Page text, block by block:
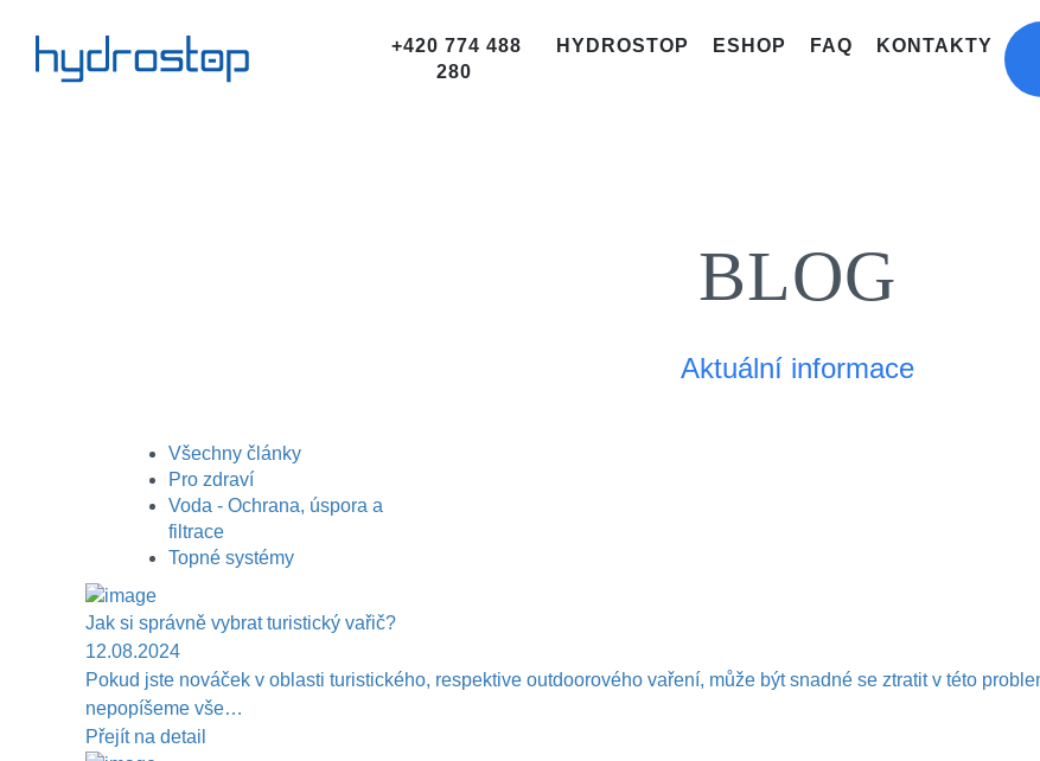
+420 774 488
280
HYDROSTOP ESHOP FAQ KONTAKTY
BLOG
Aktuální informace
Všechny články
Pro zdraví
Voda - Ochrana, úspora a
filtrace
Topné systémy
Jak si správně vybrat turistický vařič?
12.08.2024
Pokud jste nováček v oblasti turistického, respektive outdoorového vaření, může být snadné se ztratit v této
nepopíšeme vše…
Přejít na detail